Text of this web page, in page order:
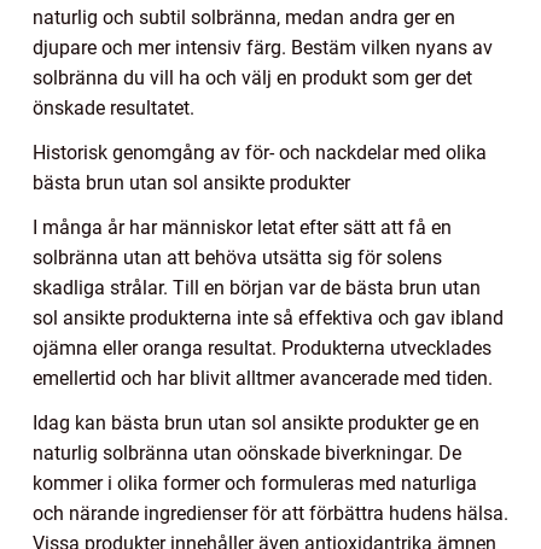
naturlig och subtil solbränna, medan andra ger en
djupare och mer intensiv färg. Bestäm vilken nyans av
solbränna du vill ha och välj en produkt som ger det
önskade resultatet.
Historisk genomgång av för- och nackdelar med olika
bästa brun utan sol ansikte produkter
I många år har människor letat efter sätt att få en
solbränna utan att behöva utsätta sig för solens
skadliga strålar. Till en början var de bästa brun utan
sol ansikte produkterna inte så effektiva och gav ibland
ojämna eller oranga resultat. Produkterna utvecklades
emellertid och har blivit alltmer avancerade med tiden.
Idag kan bästa brun utan sol ansikte produkter ge en
naturlig solbränna utan oönskade biverkningar. De
kommer i olika former och formuleras med naturliga
och närande ingredienser för att förbättra hudens hälsa.
Vissa produkter innehåller även antioxidantrika ämnen